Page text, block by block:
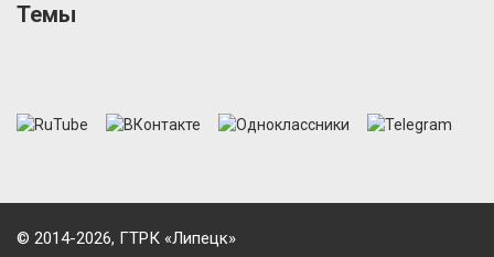
Темы
© 2014-2026, ГТРК «Липецк»